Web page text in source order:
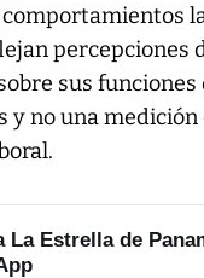
percepciones
sus funciones
y no una medición
La Estrella de